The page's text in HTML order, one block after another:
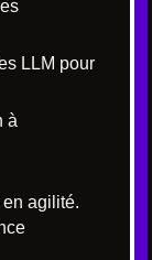
LLM pour
à
en agilité.